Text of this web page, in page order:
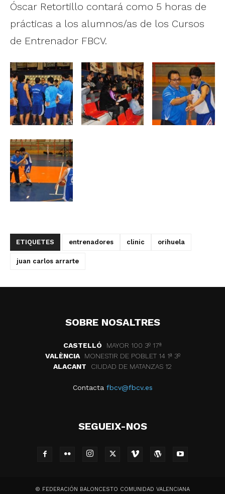
Óscar Retortillo contará como 5 horas de
prácticas a los alumnos/as de los Cursos
de Entrenador FBCV.
ETIQUETES entrenadores clinic orihuela
juan carlos arrarte
SOBRE NOSALTRES
CASTELLÓ
MAYOR 100 3º 17ª
VALÈNCIA
MONESTIR DE POBLET 14 1ª 3º
ALACANT
CIUDAD DE MATANZAS 12
Contacta fbcv@fbcv.es
SEGUEIX-NOS
© FEDERACIÓN BALONCESTO COMUNIDAD VALENCIANA